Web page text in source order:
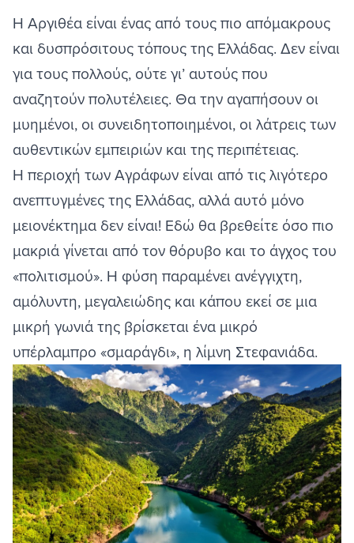
Η Αργιθέα είναι ένας από τους πιο απόμακρους
και δυσπρόσιτους τόπους της Ελλάδας. Δεν είναι
για τους πολλούς, ούτε γι’ αυτούς που
αναζητούν πολυτέλειες. Θα την αγαπήσουν οι
μυημένοι, οι συνειδητοποιημένοι, οι λάτρεις των
αυθεντικών εμπειριών και της περιπέτειας.
Η περιοχή των Αγράφων είναι από τις λιγότερο
ανεπτυγμένες της Ελλάδας, αλλά αυτό μόνο
μειονέκτημα δεν είναι! Εδώ θα βρεθείτε όσο πιο
μακριά γίνεται από τον θόρυβο και το άγχος του
«πολιτισμού». Η φύση παραμένει ανέγγιχτη,
αμόλυντη, μεγαλειώδης και κάπου εκεί σε μια
μικρή γωνιά της βρίσκεται ένα μικρό
υπέρλαμπρο «σμαράγδι», η λίμνη Στεφανιάδα.